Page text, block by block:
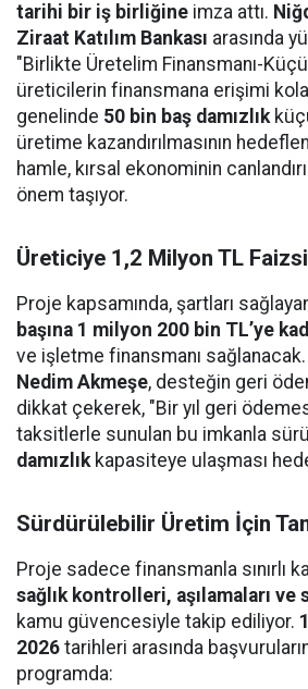
tarihi bir iş birliğine imza attı.
Ziraat Katılım Bankası arasında
"Birlikte Üretelim Finansmanı-
üreticilerin finansmana erişimi
genelinde 50 bin baş damızlık
üretime kazandırılmasının
hamle, kırsal ekonominin
önem taşıyor.
Üreticiye 1,2 Milyon TL
Proje kapsamında, şartları
başına 1 milyon 200 bin TL’ye
ve işletme finansmanı sağlanacak.
Nedim Akmeşe, desteğin geri
dikkat çekerek, "Bir yıl geri
taksitlerle sunulan bu imkanla
damızlıkkapasiteye ulaşması
Sürdürülebilir Üretim İçin
Proje sadece finansmanla sınırlı
sağlık kontrolleri, aşılamaları
kamu güvencesiyle takip ediliyor.
2026 tarihleri arasında
programda: